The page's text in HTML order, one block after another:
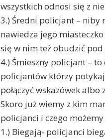
wszystkich odnosi się z
3.) Średni policjant – niby
nawiedza jego
się w nim też obudzić
4.) Śmieszny policjant –
policjantów którzy
połączyć wskazówek
Skoro już wiemy z kim
policjanci i czego
1.) Biegają- policjanci